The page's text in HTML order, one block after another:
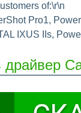
of:\r\n
Pro1,
IXUS IIs,